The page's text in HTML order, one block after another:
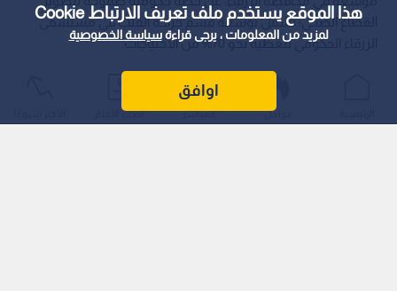
هذا الموقع يستخدم ملف تعريف الارتباط Cookie
لمزيد من المعلومات ، يرجى قراءةسياسة الخصوصية
اوافق
القطاع الصحي؛ تشمل توسعة قسم جراحة القلب في مستشفى
الزرقاء الحكومي لتغطية نحو 70% من الاحتياجات.
عواجل المباشر أحدث الأخبار